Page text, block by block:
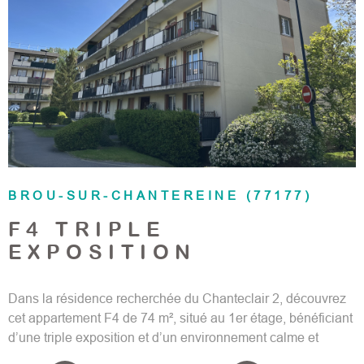
BROU-SUR-CHANTEREINE (77177)
F4 TRIPLE
EXPOSITION
Dans la résidence recherchée du Chanteclair 2, découvrez
cet appartement F4 de 74 m², situé au 1er étage, bénéficiant
d’une triple exposition et d’un environnement calme et
VOIR LE BIEN